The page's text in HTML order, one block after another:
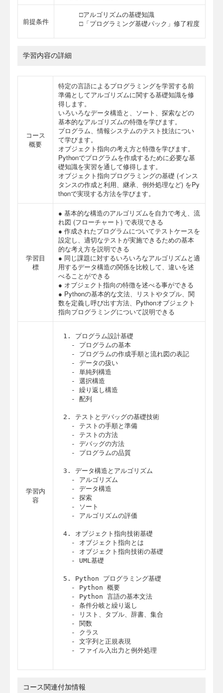
前提条件
□アルゴリズムの基礎知識
□「プログラミング基礎パック」修了程度
学習内容の詳細
コース
概要
特定の言語によるプログラミングを学習する前
準備としてアルゴリズムに関する基礎知識を修
得します。
いろいろなデータ構造と、ソート、探索などの
基本的なアルゴリズムの特徴を学びます。
プログラム、情報システムのテスト技法につい
て学びます。
オブジェクト指向の考え方と特徴を学びます。
Pythonでプログラムを作成するために必要な基
礎知識を実習を通して修得します。
オブジェクト指向プログラミングの基礎 (インス
タンスの作成と利用、継承、例外処理など) をPy
thonで実現する方法を学びます。
学習目
標
● 基本的な構造のアルゴリズムを自力で考え、流
れ図 (フローチャート) で表現できる
● 作成されたプログラムについてテストケースを
設定し、適切なテストが実施できるための基本
的な考え方を説明できる
● 同じ課題に対するいろいろなアルゴリズムと適
用するデータ構造の関係を比較して、違いを述
べることができる
● オブジェクト指向の特徴を述べる事ができる
● Pythonの基本的な文法、リストやタプル、関
数を定義し呼び出す方法、Pythonオブジェクト
指向プログラミングについて説明できる
学習内
容
1. プログラム設計基礎
2. テストとデバッグの基礎技術
3. データ構造とアルゴリズム
4. オブジェクト指向技術基礎
5. Python プログラミング基礎
  - ファイル入出力と例外処理
コース関連付加情報